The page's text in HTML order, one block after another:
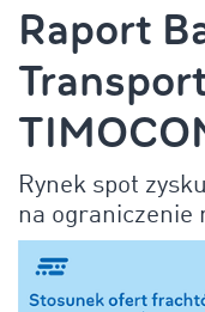
Raport
Rynek spot
na ograniczenie